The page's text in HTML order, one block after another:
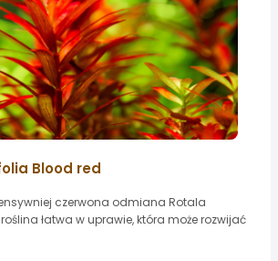
Blood red
czerwona odmiana Rotala
łatwa w uprawie, która może rozwijać